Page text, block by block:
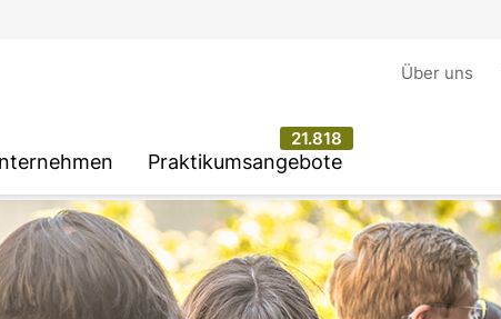
Über uns
Praktikumsangebote
21.818